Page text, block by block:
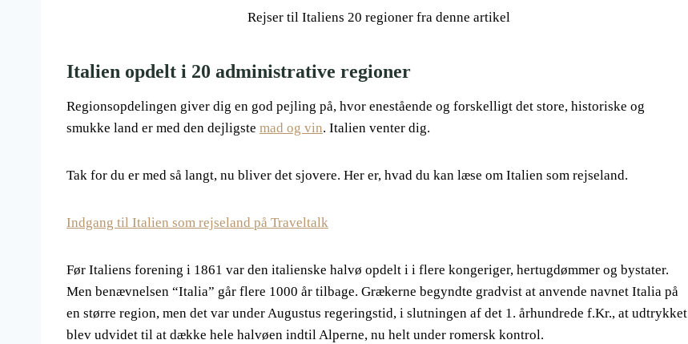
Rejser til Italiens 20 regioner fra denne artikel
Italien opdelt i 20 administrative regioner
Regionsopdelingen giver dig en god pejling på, hvor enestående og forskelligt det store, historiske og
smukke land er med den dejligste mad og vin. Italien venter dig.
Tak for du er med så langt, nu bliver det sjovere. Her er, hvad du kan læse om Italien som rejseland.
Indgang til Italien som rejseland på Traveltalk
Før Italiens forening i 1861 var den italienske halvø opdelt i i flere kongeriger, hertugdømmer og bystater.
Men benævnelsen “Italia” går flere 1000 år tilbage. Grækerne begyndte gradvist at anvende navnet Italia på
en større region, men det var under Augustus regeringstid, i slutningen af det 1. århundrede f.Kr., at udtrykket
blev udvidet til at dække hele halvøen indtil Alperne, nu helt under romersk kontrol.